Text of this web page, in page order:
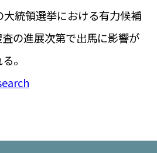
大統領選挙における有力候補
の進展次第で出馬に影響が
。